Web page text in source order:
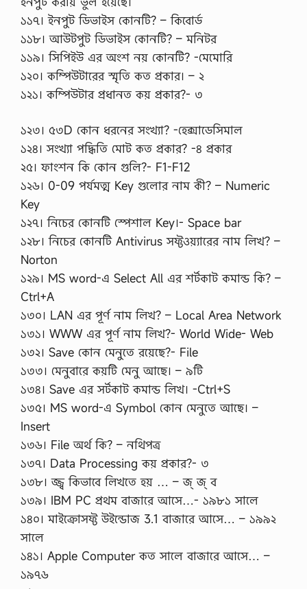
১১৭। ইনপুট ডিভাইস কোনটি? – কিবোর্ড
১১৮। আউটপুট ডিভাইস কোনটি? – মনিটর
১১৯। সিপিইউ এর অংশ নয় কোনটি? -মেমোরি
১২০। কম্পিউটারের স্মৃতি কত প্রকার। – ২
১২১। কম্পিউটার প্রধানত কয় প্রকার?- ৩
১২৩। ৫৩D কোন ধরনের সংখ্যা? -হেক্সাডেসিমাল
১২৪। সংখ্যা পদ্ধিতি মোট কত প্রকার? -৪ প্রকার
২৫। ফাংশন কি কোন গুলি?- F1-F12
১২৬। 0-09 পর্যমত্ম Key গুলোর নাম কী? – Numeric
Key
১২৭। নিচের কোনটি স্পেশাল Key।- Space bar
১২৮। নিচের কোনটি Antivirus সফ্টওয়্যারের নাম লিখ? –
Norton
১২৯। MS word-এ Select All এর শর্টকাট কমান্ড কি? –
Ctrl+A
১৩০। LAN এর পূর্ণ নাম লিখ? – Local Area Network
১৩১। WWW এর পূর্ণ নাম লিখ?- World Wide- Web
১৩২। Save কোন মেনুতে রয়েছে?- File
১৩৩। মেনুবারে কয়টি মেনু আছে। – ৯টি
১৩৪। Save এর সর্টকাট কমান্ড লিখ। -Ctrl+S
১৩৫। MS word-এ Symbol কোন মেনুতে আছে। –
Insert
১৩৬। File অর্থ কি? – নথিপত্র
১৩৭। Data Processing কয় প্রকার?- ৩
১৩৮। জ্জ্ব কিভাবে লিখতে হয় … – জ্ জ্ ব
১৩৯। IBM PC প্রথম বাজারে আসে…- ১৯৮১ সালে
১৪০। মাইক্রোসফ্ট উইন্ডোজ 3.1 বাজারে আসে… – ১৯৯২
সালে
১৪১। Apple Computer কত সালে বাজারে আসে… –
১৯৭৬